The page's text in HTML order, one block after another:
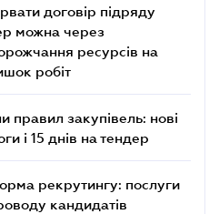
договір підряду
можна через
ресурсів на
робіт
правил закупівель: нові
і 15 днів на тендер
рекрутингу: послуги
кандидатів